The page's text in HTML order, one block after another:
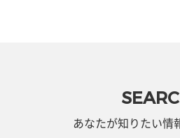
あなたが知りたい情